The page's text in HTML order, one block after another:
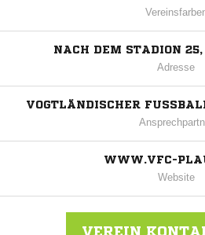
NACH DEM STADION
Adresse
VOGTLÄNDISCHER
WWW.VFC-
Website
VEREIN